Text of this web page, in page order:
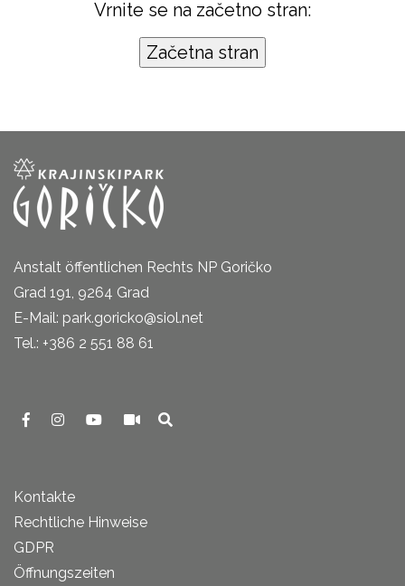
Vrnite se na začetno stran:
Anstalt öffentlichen Rechts NP Goričko
Grad 191, 9264 Grad
E-Mail: park.goricko@siol.net
Tel.: +386 2 551 88 61
Kontakte
Rechtliche Hinweise
GDPR
Öffnungszeiten